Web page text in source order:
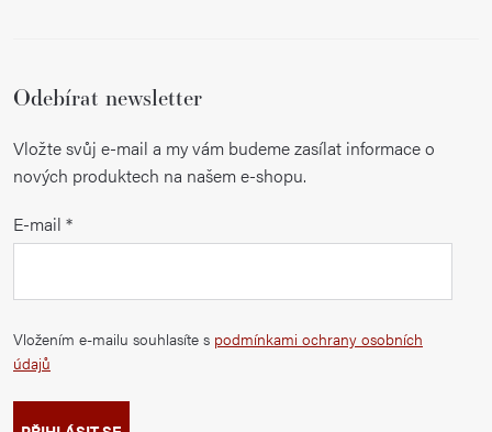
Odebírat newsletter
Vložte svůj e-mail a my vám budeme zasílat informace o
nových produktech na našem e-shopu.
E-mail
Vložením e-mailu souhlasíte s podmínkami ochrany osobních
údajů